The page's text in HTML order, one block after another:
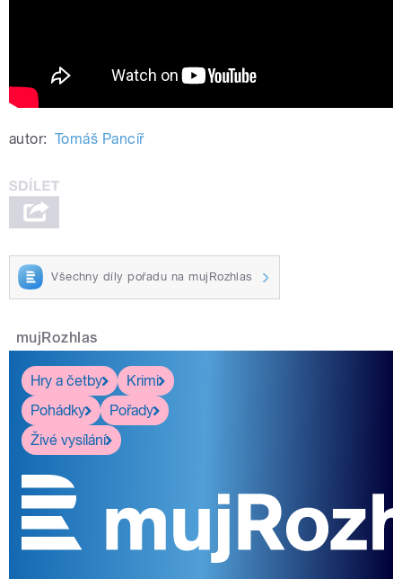
autor: Tomáš Pancíř
Všechny díly pořadu na mujRozhlas
mujRozhlas
Hry a četby
Krimi
Pohádky
Pořady
Živé vysílání